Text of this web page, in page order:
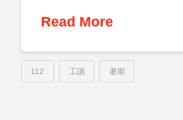
Read More
112 工讀 暑期